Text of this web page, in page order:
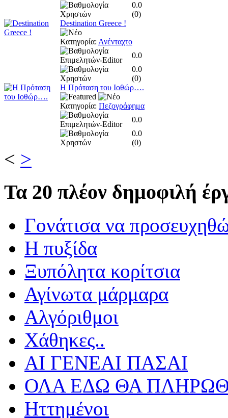
0.0
(0)
Destination Greece !
Κατηγορία: Ανένταχτο
0.0
0.0
(0)
Η Πρόταση του Ιοθώρ….
Κατηγορία: Πεζογράφημα
0.0
0.0
(0)
< >
Τα 20 πλέον δημοφιλή
Γονάτισα να
Η πυξίδα
Ξυπόλητα κορίτσια
Αγίνωτα μάρμαρα
Αλγόριθμοι
Χάθηκες..
ΑΙ ΓΕΝΕΑΙ ΠΑΣΑΙ
ΟΛΑ ΕΔΩ ΘΑ
Ηττημένοι